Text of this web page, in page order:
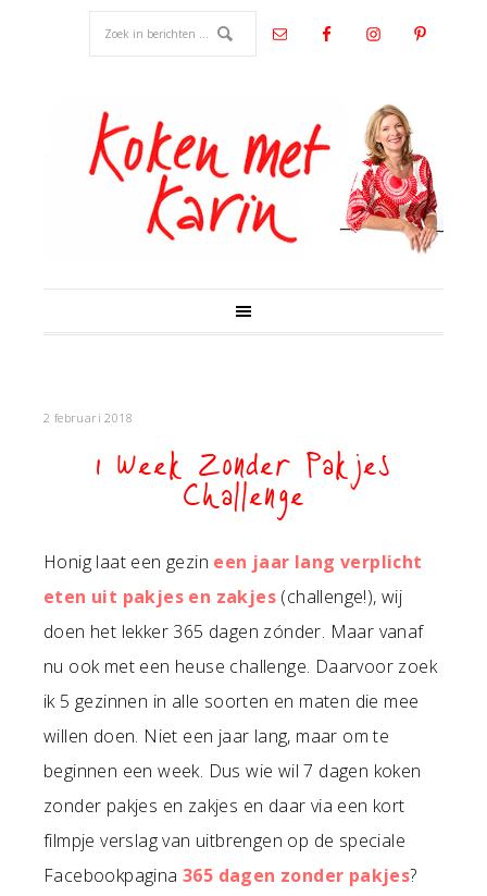
2 februari 2018
1 Week Zonder Pakjes
Challenge
Honig laat een gezin een jaar lang verplicht
eten uit pakjes en zakjes (challenge!), wij
doen het lekker 365 dagen zónder. Maar vanaf
nu ook met een heuse challenge. Daarvoor zoek
ik 5 gezinnen in alle soorten en maten die mee
willen doen. Niet een jaar lang, maar om te
beginnen een week. Dus wie wil 7 dagen koken
zonder pakjes en zakjes en daar via een kort
filmpje verslag van uitbrengen op de speciale
Facebookpagina365 dagen zonder pakjes?